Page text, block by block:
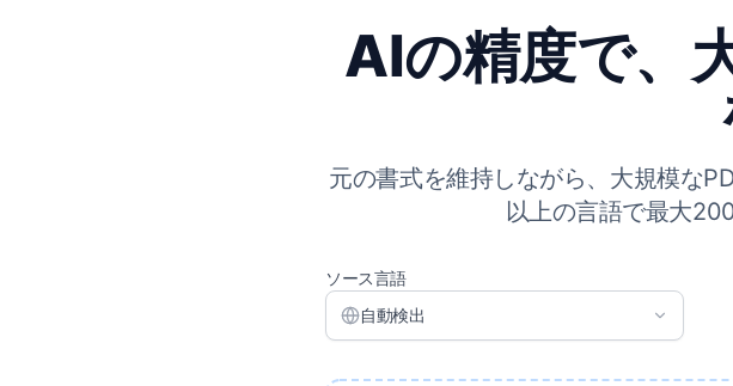
AIの精度で、
元の書式を維持しながら、大規模な
以上の言語で最大
ソース言語
自動検出